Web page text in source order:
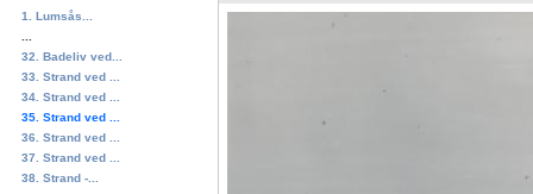
1. Lumsås...
32. Badeliv ved...
33. Strand ved ...
34. Strand ved ...
35. Strand ved ...
36. Strand ved ...
37. Strand ved ...
38. Strand -...